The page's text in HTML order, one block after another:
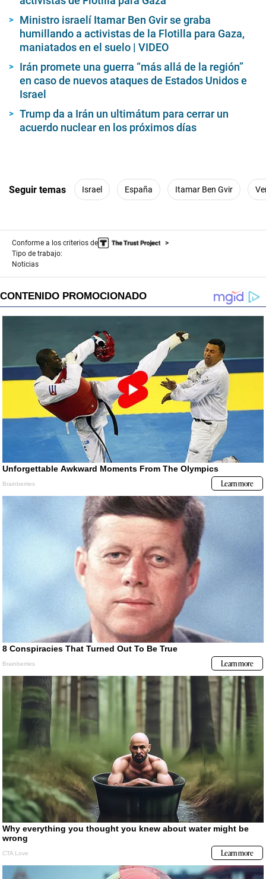
Ministro israelí Itamar Ben Gvir se graba
humillando a activistas de la Flotilla para Gaza,
maniatados en el suelo | VIDEO
Irán promete una guerra “más allá de la región”
en caso de nuevos ataques de Estados Unidos e
Israel
Trump da a Irán un ultimátum para cerrar un
acuerdo nuclear en los próximos días
Seguir temas Israel España Itamar Ben Gvir
Conforme a los criterios de
Tipo de trabajo:
Noticias